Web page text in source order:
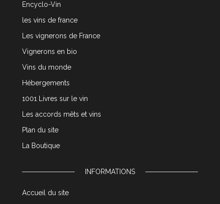
Encyclo-Vin
les vins de france
Les vignerons de France
Vignerons en bio
Vins du monde
Hébergements
1001 Livres sur le vin
Les accords mêts et vins
Plan du site
La Boutique
INFORMATIONS
Accueil du site